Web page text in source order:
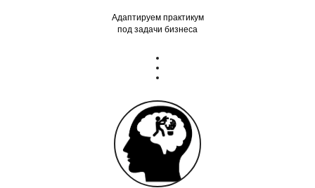
Адаптируем практикум
под задачи бизнеса